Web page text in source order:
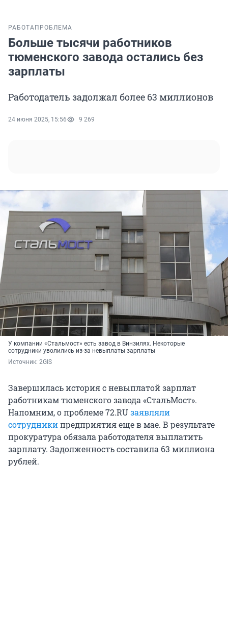
РАБОТА ПРОБЛЕМА
Больше тысячи работников
тюменского завода остались без
зарплаты
Работодатель задолжал более 63 миллионов
24 июня 2025, 15:56 9 269
У компании «Стальмост» есть завод в Винзилях. Некоторые
сотрудники уволились из-за невыплаты зарплаты
Источник: 2GIS
Завершилась история с невыплатой зарплат
работникам тюменского завода «СтальМост».
Напомним, о проблеме 72.RUзаявляли
сотрудникипредприятия еще в мае. В результате
прокуратура обязала работодателя выплатить
зарплату. Задолженность составила 63 миллиона
рублей.